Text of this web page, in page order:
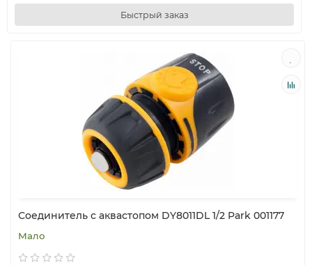
Быстрый заказ
Соединитель с аквастопом DY8011DL 1/2 Park 001177
Мало